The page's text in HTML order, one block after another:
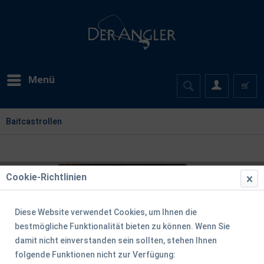
Menü
Baitcastrollen
Cookie-Richtlinien
Diese Website verwendet Cookies, um Ihnen die
bestmögliche Funktionalität bieten zu können. Wenn Sie
damit nicht einverstanden sein sollten, stehen Ihnen
folgende Funktionen nicht zur Verfügung: